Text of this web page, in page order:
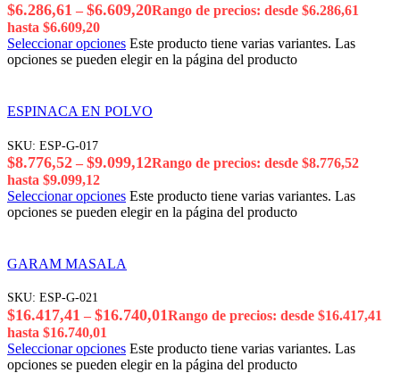
$6.286,61 – $6.609,20Rango de precios: desde $6.286,61
hasta $6.609,20
Seleccionar opciones Este producto tiene varias variantes. Las
opciones se pueden elegir en la página del producto
ESPINACA EN POLVO
SKU: ESP-G-017
$8.776,52 – $9.099,12Rango de precios: desde $8.776,52
hasta $9.099,12
Seleccionar opciones Este producto tiene varias variantes. Las
opciones se pueden elegir en la página del producto
GARAM MASALA
SKU: ESP-G-021
$16.417,41 – $16.740,01Rango de precios: desde $16.417,41
hasta $16.740,01
Seleccionar opciones Este producto tiene varias variantes. Las
opciones se pueden elegir en la página del producto